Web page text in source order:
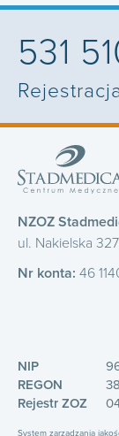
531
NZOZ
ul. Nakielska
Nr konta: 46
NIP
REGON
Rejestr ZOZ
System zarządzania